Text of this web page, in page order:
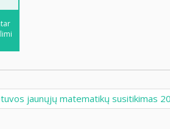
navigation
jaunųjų matematikų susitikimas